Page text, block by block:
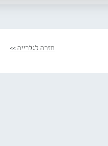
חזרה לגלרייה >>